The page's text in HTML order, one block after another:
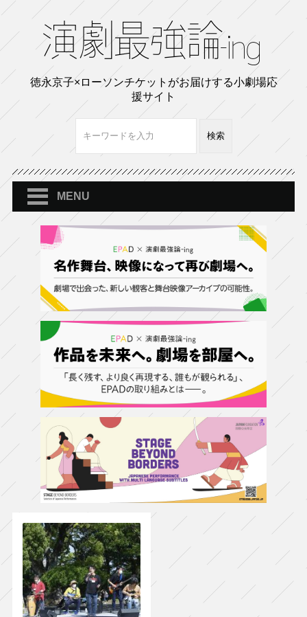
徳永京子×ローソンチケットがお届けする小劇場応
援サイト
MENU